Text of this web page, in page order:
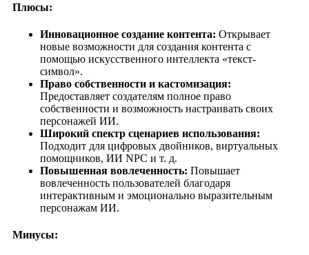
Плюсы:
Инновационное создание контента: Открывает
новые возможности для создания контента с
помощью искусственного интеллекта «текст-
символ».
Право собственности и кастомизация:
Предоставляет создателям полное право
собственности и возможность настраивать своих
персонажей ИИ.
Широкий спектр сценариев использования:
Подходит для цифровых двойников, виртуальных
помощников, ИИ NPC и т. д.
Повышенная вовлеченность: Повышает
вовлеченность пользователей благодаря
интерактивным и эмоционально выразительным
персонажам ИИ.
Минусы: